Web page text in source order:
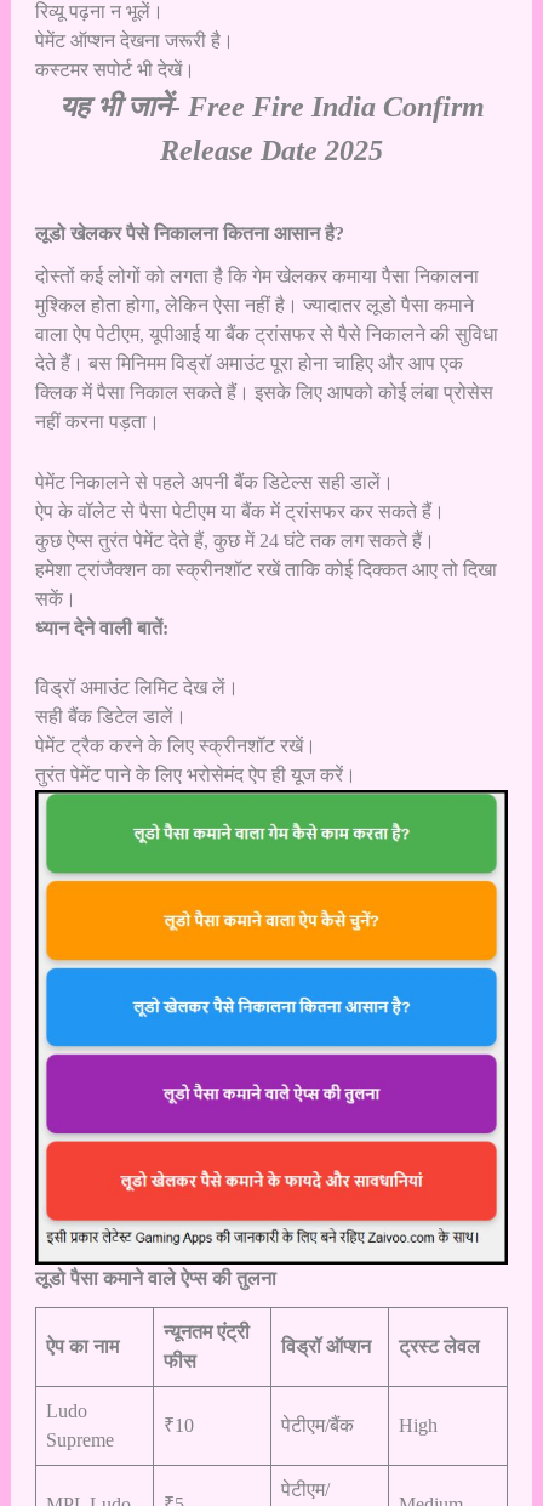
रिव्यू पढ़ना न भूलें।
पेमेंट ऑप्शन देखना जरूरी है।
कस्टमर सपोर्ट भी देखें।
यह भी जानें- Free Fire India Confirm
Release Date 2025
लूडो खेलकर पैसे निकालना कितना आसान है?
दोस्तों कई लोगों को लगता है कि गेम खेलकर कमाया पैसा निकालना
मुश्किल होता होगा, लेकिन ऐसा नहीं है। ज्यादातर लूडो पैसा कमाने
वाला ऐप पेटीएम, यूपीआई या बैंक ट्रांसफर से पैसे निकालने की सुविधा
देते हैं। बस मिनिमम विड्रॉ अमाउंट पूरा होना चाहिए और आप एक
क्लिक में पैसा निकाल सकते हैं। इसके लिए आपको कोई लंबा प्रोसेस
नहीं करना पड़ता।
पेमेंट निकालने से पहले अपनी बैंक डिटेल्स सही डालें।
ऐप के वॉलेट से पैसा पेटीएम या बैंक में ट्रांसफर कर सकते हैं।
कुछ ऐप्स तुरंत पेमेंट देते हैं, कुछ में 24 घंटे तक लग सकते हैं।
हमेशा ट्रांजैक्शन का स्क्रीनशॉट रखें ताकि कोई दिक्कत आए तो दिखा
सकें।
ध्यान देने वाली बातें:
विड्रॉ अमाउंट लिमिट देख लें।
सही बैंक डिटेल डालें।
पेमेंट ट्रैक करने के लिए स्क्रीनशॉट रखें।
तुरंत पेमेंट पाने के लिए भरोसेमंद ऐप ही यूज करें।
लूडो पैसा कमाने वाले ऐप्स की तुलना
ऐप का नाम
न्यूनतम एंट्री
फीस
विड्रॉ ऑप्शन ट्रस्ट लेवल
Ludo
Supreme
₹10 पेटीएम/बैंक High
पेटीएम/